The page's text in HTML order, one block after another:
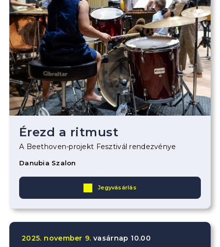
Érezd a ritmust
A Beethoven-projekt Fesztivál rendezvénye
Danubia Szalon
Jegyvásárlás
2025. november 9. vasárnap 10.00